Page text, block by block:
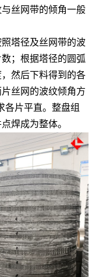
丝网带的倾角一般
塔径及丝网带的波
；根据塔径的圆弧
然后下料得到的各
丝网的波纹倾角方
各片平直。整盘组
焊成为整体。